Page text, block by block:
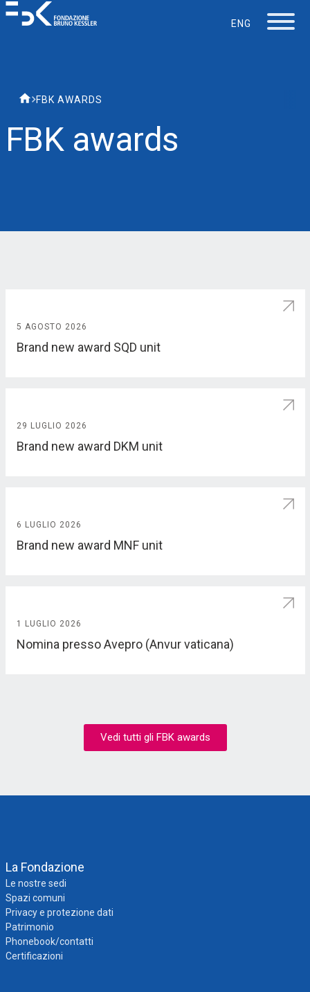
ENG
FBK AWARDS
FBK awards
5 AGOSTO 2026
Brand new award SQD unit
29 LUGLIO 2026
Brand new award DKM unit
6 LUGLIO 2026
Brand new award MNF unit
1 LUGLIO 2026
Nomina presso Avepro (Anvur vaticana)
Vedi tutti gli FBK awards
La Fondazione
Le nostre sedi
Spazi comuni
Privacy e protezione dati
Patrimonio
Phonebook/contatti
Certificazioni